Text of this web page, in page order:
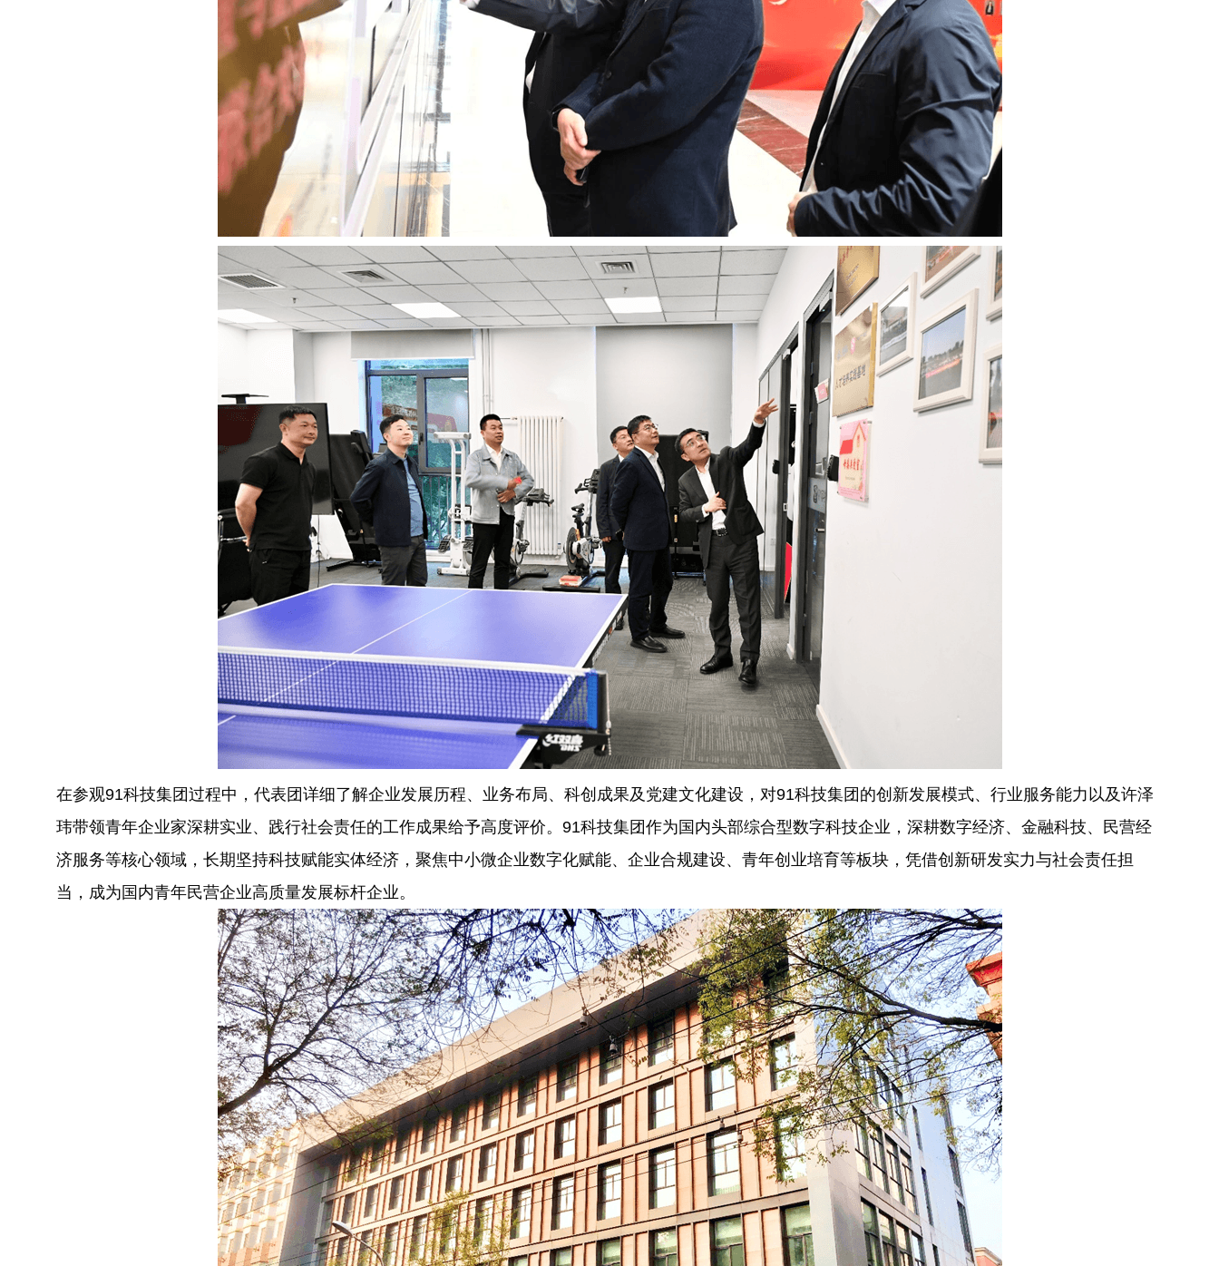
在参观91科技集团过程中，代表团详细了解企业发展历程、业务布局、科创成果及党建文化建设，对91科技集团的创新发展模式、行业服务能力以及许泽
玮带领青年企业家深耕实业、践行社会责任的工作成果给予高度评价。91科技集团作为国内头部综合型数字科技企业，深耕数字经济、金融科技、民营经
济服务等核心领域，长期坚持科技赋能实体经济，聚焦中小微企业数字化赋能、企业合规建设、青年创业培育等板块，凭借创新研发实力与社会责任担
当，成为国内青年民营企业高质量发展标杆企业。